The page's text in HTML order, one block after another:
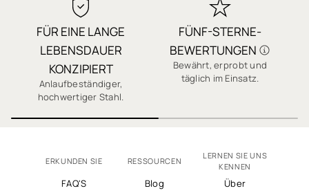
✓ Qualität, auf die Sie sich verlassen können
✓ Sichere Bezahlung
✓ Tausende 5-Sterne-Bewertungen
FÜR EINE LANGE
LEBENSDAUER
KONZIPIERT
Anlaufbeständiger,
hochwertiger Stahl.
FÜNF-STERNE-
BEWERTUNGEN
Bewährt, erprobt und
täglich im Einsatz.
ERKUNDEN SIE
FAQ'S
RESSOURCEN
Blog
LERNEN SIE UNS
KENNEN
Über